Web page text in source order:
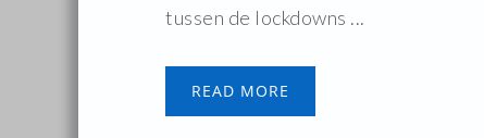
tussen de lockdowns ...
READ MORE